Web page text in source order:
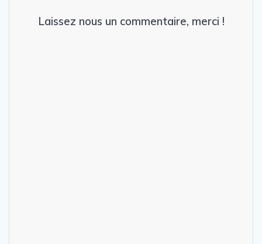
Laissez nous un commentaire, merci !